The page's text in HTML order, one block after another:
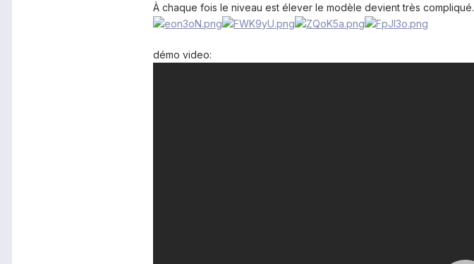
À chaque fois le niveau est élever le modèle devient très compliqué.
démo video: